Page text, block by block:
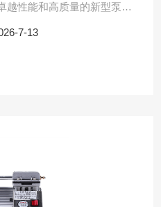
越性能和高质量的新型泵。
7-13